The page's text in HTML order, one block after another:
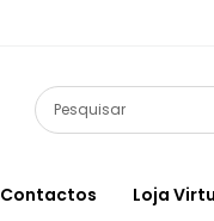
Contactos Loja